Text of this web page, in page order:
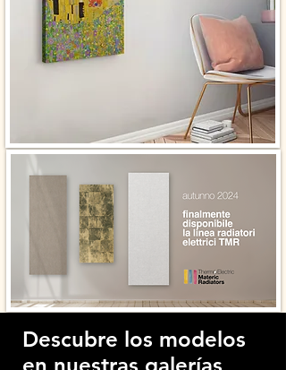
Descubre los modelos